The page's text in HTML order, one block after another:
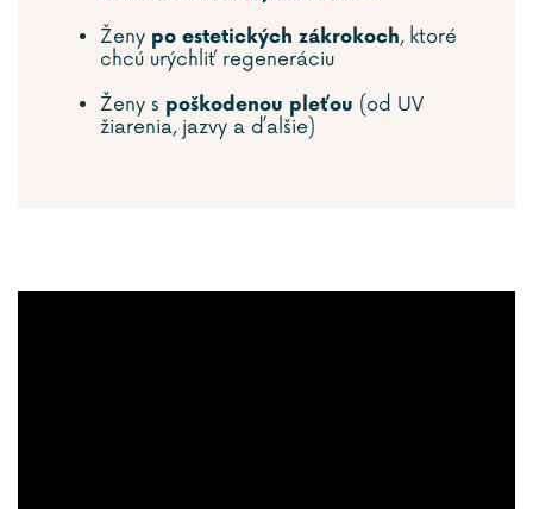
Ženy po estetických zákrokoch, ktoré
chcú urýchliť regeneráciu
Ženy s poškodenou pleťou (od UV
žiarenia, jazvy a ďalšie)